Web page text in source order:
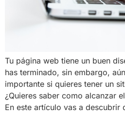
Tu página web tiene un buen
has terminado, sin embargo,
importante si quieres tener un
¿Quieres saber como alcanzar
En este artículo vas a descubrir